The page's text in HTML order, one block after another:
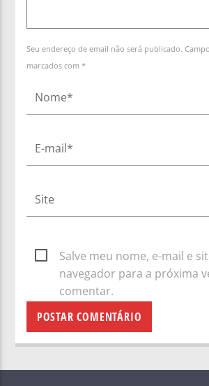
Seu endereço de email não será publicado.
marcados com *
Salve meu nome, e-mail e
navegador para a próxima
comentar.